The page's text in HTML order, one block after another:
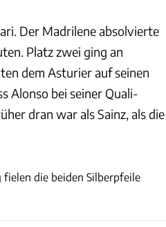
Der Madrilene absolvierte
Platz zwei ging an
dem Asturier auf seinen
Alonso bei seiner Quali-
dran war als Sainz, als die
die beiden Silberpfeile